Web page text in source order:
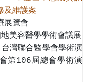
及維護案
展覽會
美容醫學學術會議展
灣聯合醫學會學術演
第106屆總會學術演